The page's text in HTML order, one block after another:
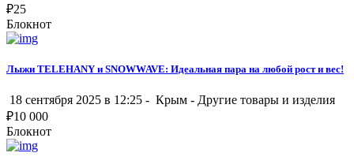
₽25
Блокнот
Лыжи TELEHANY и SNOWWAVE: Идеальная пара на любой рост и вес!
18 сентября 2025 в 12:25 - Крым - Другие товары и изделия
₽10 000
Блокнот